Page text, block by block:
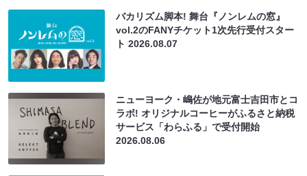
バカリズム脚本! 舞台『ノンレムの窓』
vol.2のFANYチケット1次先行受付スター
ト2026.08.07
ニューヨーク・嶋佐が地元富士吉田市とコ
ラボ! オリジナルコーヒーがふるさと納税
サービス「わらふる」で受付開始
2026.08.06